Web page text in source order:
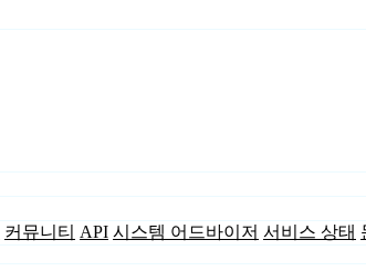
커뮤니티 API 시스템 어드바이저 서비스 상태